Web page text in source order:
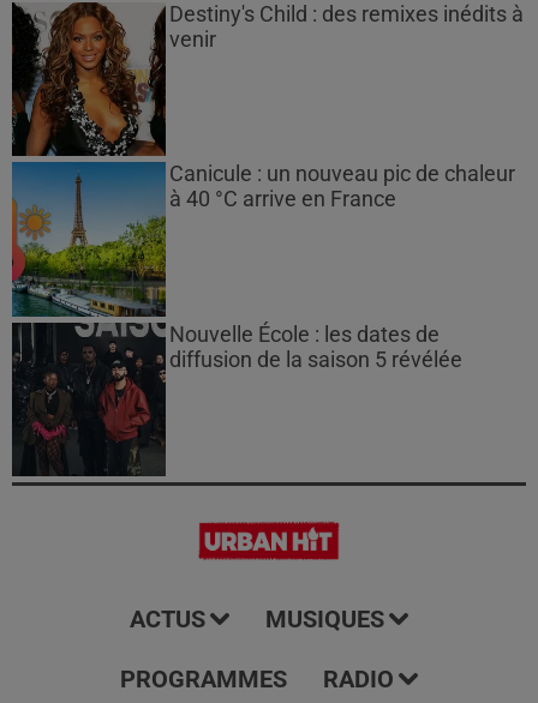
Destiny's Child : des remixes inédits à
venir
Canicule : un nouveau pic de chaleur
à 40 °C arrive en France
Nouvelle École : les dates de
diffusion de la saison 5 révélée
ACTUS MUSIQUES
PROGRAMMES RADIO